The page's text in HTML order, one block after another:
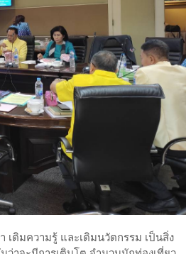
มความรู้ และเติมนวัตกรรม เป็นสิ่ง